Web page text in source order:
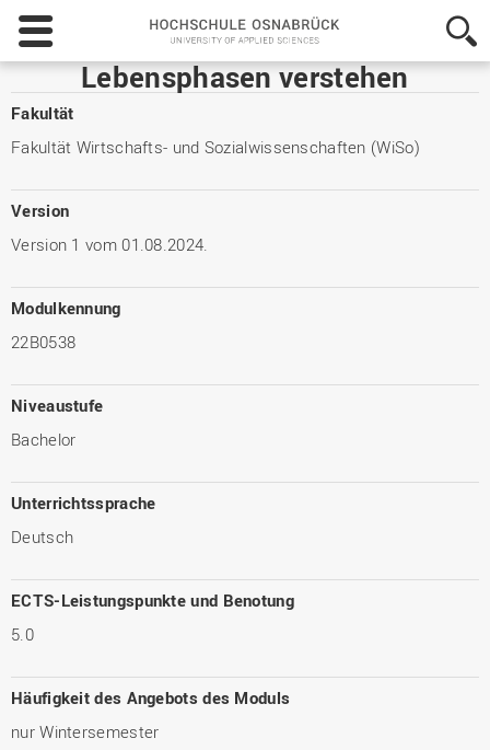
Hochschule
Osnabrück
-
University
Sciences
Lebensphasen verstehen
Fakultät
Fakultät Wirtschafts- und Sozialwissenschaften (WiSo)
Version
Version 1 vom 01.08.2024.
Modulkennung
22B0538
Niveaustufe
Bachelor
Unterrichtssprache
Deutsch
ECTS-Leistungspunkte und Benotung
5.0
Häufigkeit des Angebots des Moduls
nur Wintersemester